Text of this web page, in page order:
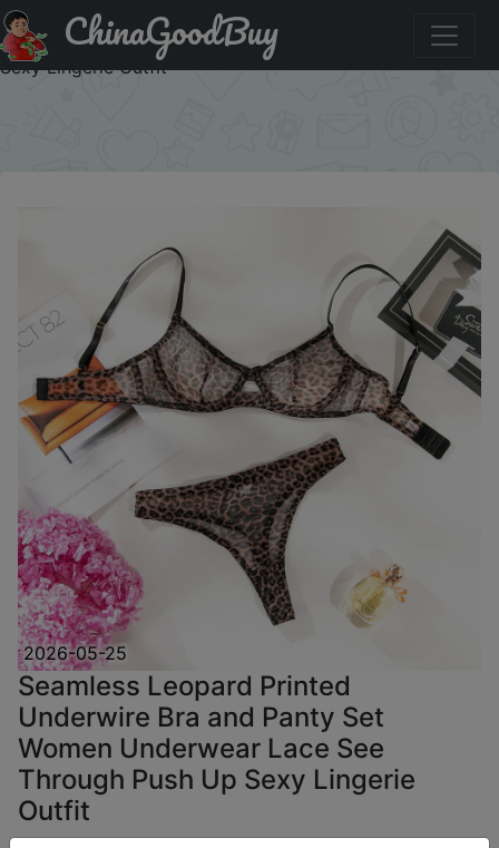
Скидка на: Seamless Leopard Printed Underwire Bra and
Panty Set Women Underwear Lace See Through Push Up
Sexy Lingerie Outfit
ChinaGoodBuy
2026-05-25
Seamless Leopard Printed
Underwire Bra and Panty Set
Women Underwear Lace See
Through Push Up Sexy Lingerie
Outfit